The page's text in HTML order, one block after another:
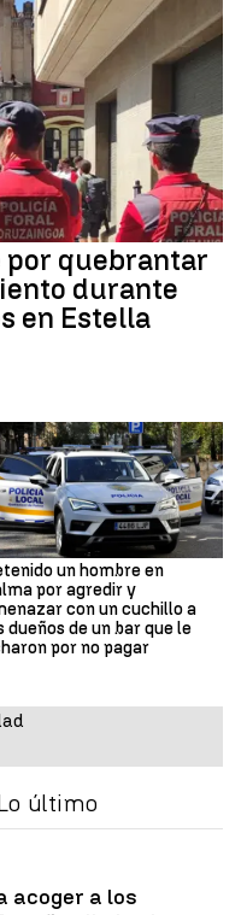
por quebrantar
durante
en Estella
un hombre en
por agredir y
con un cuchillo a
dueños de un bar que le
por no pagar
último
acoger a los